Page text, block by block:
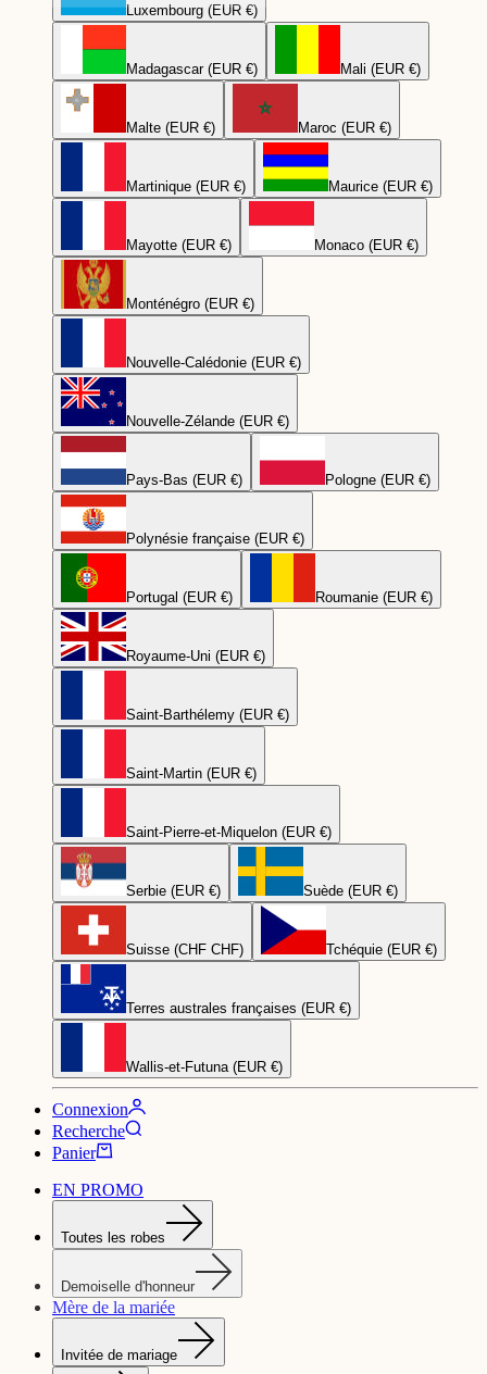
Luxembourg (EUR €)
Madagascar (EUR €) Mali (EUR €)
Malte (EUR €) Maroc (EUR €)
Martinique (EUR €) Maurice (EUR €)
Mayotte (EUR €) Monaco (EUR €)
Monténégro (EUR €)
Nouvelle-Calédonie (EUR €)
Nouvelle-Zélande (EUR €)
Pays-Bas (EUR €) Pologne (EUR €)
Polynésie française (EUR €)
Portugal (EUR €) Roumanie (EUR €)
Royaume-Uni (EUR €)
Saint-Barthélemy (EUR €)
Saint-Martin (EUR €)
Saint-Pierre-et-Miquelon (EUR €)
Serbie (EUR €) Suède (EUR €)
Suisse (CHF CHF) Tchéquie (EUR €)
Terres australes françaises (EUR €)
Wallis-et-Futuna (EUR €)
Connexion
Recherche
Panier
EN PROMO
Toutes les robes
Demoiselle d'honneur
Mère de la mariée
Invitée de mariage